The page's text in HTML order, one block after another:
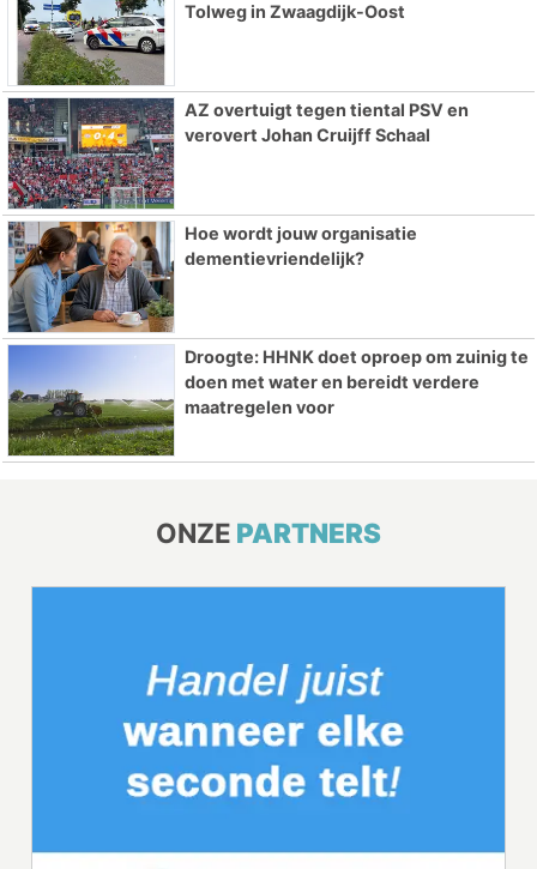
Tolweg in Zwaagdijk-Oost
AZ overtuigt tegen tiental PSV en
verovert Johan Cruijff Schaal
Hoe wordt jouw organisatie
dementievriendelijk?
Droogte: HHNK doet oproep om zuinig te
doen met water en bereidt verdere
maatregelen voor
ONZE PARTNERS